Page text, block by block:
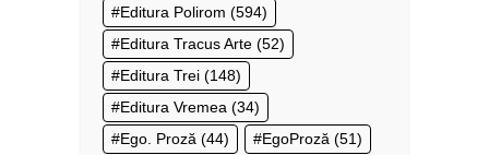
Editura Polirom (594)
Editura Tracus Arte (52)
Editura Trei (148)
Editura Vremea (34)
Ego. Proză (44) EgoProză (51)